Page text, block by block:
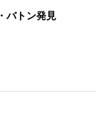
バトン発見